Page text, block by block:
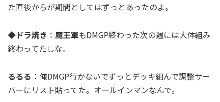
た直後からが期間としてはずっとあったのよ。
◆ドラ焼き ： 魔王軍もDMGP終わった次の週には大体組み
終わってたしな。
るるる ：俺DMGP行かないでずっとデッキ組んで調整サー
バーにリスト貼ってた。オールインマンなんで。